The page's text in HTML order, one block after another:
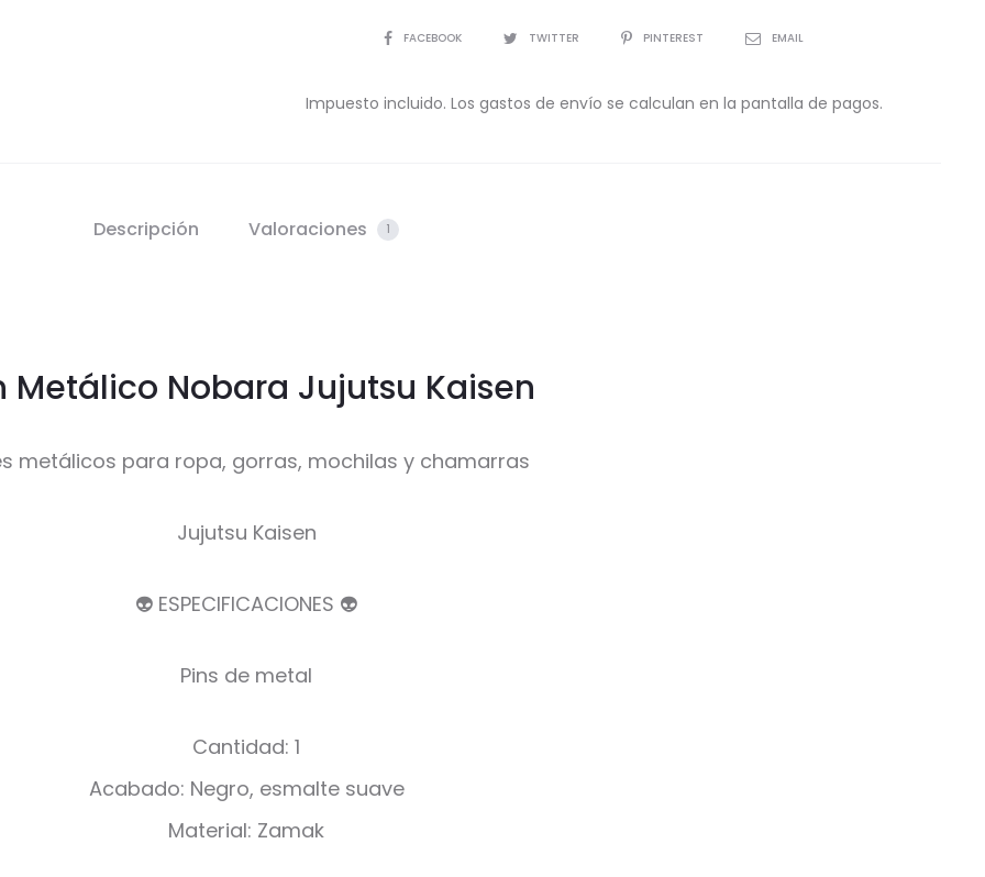
COMPARTIR
FACEBOOK TWITTER PINTEREST EMAIL
Impuesto incluido. Los gastos de envío se calculan en la pantalla de pagos.
Descripción Valoraciones 1
Metálico Nobara Jujutsu Kaisen
metálicos para ropa, gorras, mochilas y chamarras
Jujutsu Kaisen
👽 ESPECIFICACIONES 👽
Pins de metal
Cantidad: 1
Acabado: Negro, esmalte suave
Material: Zamak